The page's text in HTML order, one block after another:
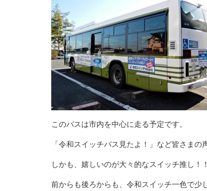
このバスは市内を中心に走る予定です。
「令和スイッチバス見たよ！」など皆さまの
しかも、嬉しいのが大々的なスイッチ推し！
前からも後ろからも、令和スイッチ一色で少